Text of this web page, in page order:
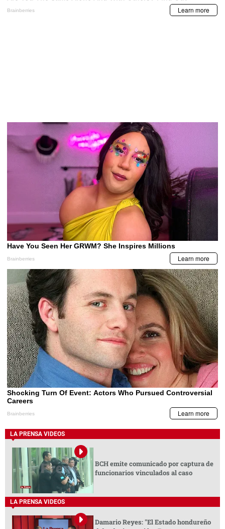
LA PRENSA VIDEOS
BCH emite comunicado por captura de
funcionarios vinculados al caso
LA PRENSA VIDEOS
Damario Reyes: "El Estado hondureño